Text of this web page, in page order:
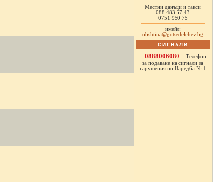
Местни данъци и такси
088 483 67 43
0751 950 75
имейл:
obshtina@gotsedelchev.bg
СИГНАЛИ
0888006080
Телефон
за подаване на сигнали за
нарушения по Наредба № 1